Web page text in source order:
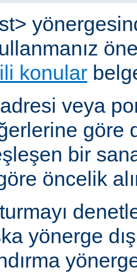
konular
veya
göre
bir
öncelik
yönerge